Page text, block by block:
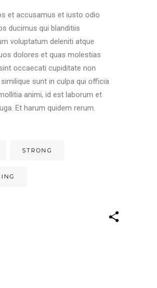
et accusamus et iusto odio
ducimus qui blanditiis
voluptatum deleniti atque
dolores et quas molestias
occaecati cupiditate non
sunt in culpa qui officia
animi, id est laborum et
Et harum quidem rerum.
STRONG